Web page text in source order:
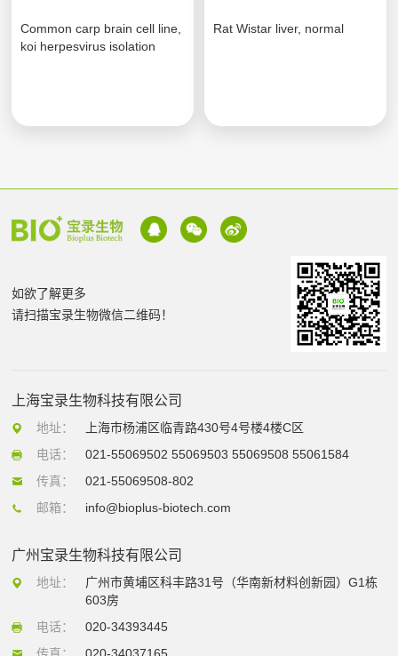
Common carp brain cell line,
koi herpesvirus isolation
Rat Wistar liver, normal
如欲了解更多
请扫描宝录生物微信二维码！
上海宝录生物科技有限公司
地址：
上海市杨浦区临青路430号4号楼4楼C区
电话：
021-55069502 55069503 55069508 55061584
传真：
021-55069508-802
邮箱：
info@bioplus-biotech.com
广州宝录生物科技有限公司
地址：
广州市黄埔区科丰路31号（华南新材料创新园）G1栋
603房
电话：
020-34393445